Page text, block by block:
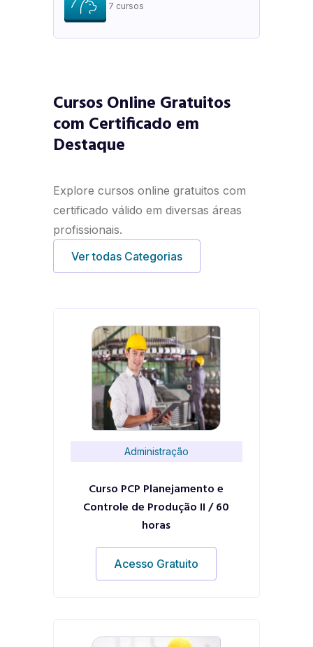
7 cursos
Cursos Online Gratuitos
com Certificado em
Destaque
Explore cursos online gratuitos com
certificado válido em diversas áreas
profissionais.
Ver todas Categorias
Administração
Curso PCP Planejamento e
Controle de Produção II / 60
horas
Acesso Gratuito